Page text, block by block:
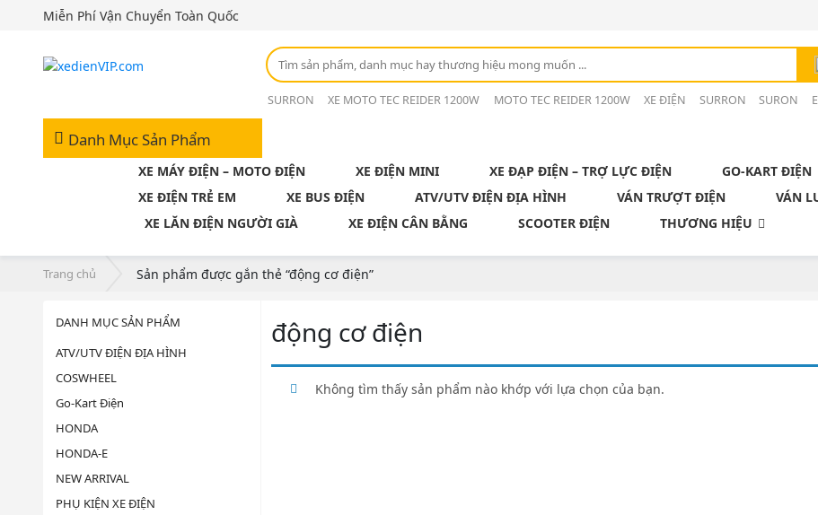
Miễn Phí Vận Chuyển Toàn Quốc
SURRON XE MOTO TEC REIDER 1200W MOTO TEC REIDER 1200W XE ĐIỆN SURRON SURON
Danh Mục Sản Phẩm
XE MÁY ĐIỆN – MOTO ĐIỆN XE ĐIỆN MINI XE ĐẠP ĐIỆN – TRỢ LỰC ĐIỆN GO-KART ĐIỆN
XE ĐIỆN TRẺ EM
XE BUS ĐIỆN ATV/UTV ĐIỆN ĐỊA HÌNH VÁN TRƯỢT ĐIỆN VÁN
XE LĂN ĐIỆN NGƯỜI GIÀ
XE ĐIỆN CÂN BẰNG SCOOTER ĐIỆN THƯƠNG HIỆU
Trang chủ Sản phẩm được gắn thẻ “động cơ điện”
DANH MỤC SẢN PHẨM
ATV/UTV ĐIỆN ĐỊA HÌNH
COSWHEEL
Go-Kart Điện
HONDA
HONDA-E
NEW ARRIVAL
PHỤ KIỆN XE ĐIỆN
động cơ điện
Không tìm thấy sản phẩm nào khớp với lựa chọn của bạn.